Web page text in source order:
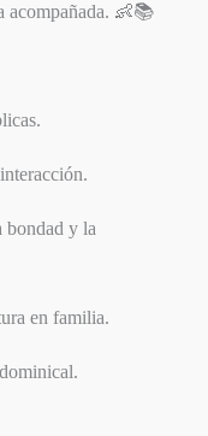
acompañada. 👶📚
bondad y la
en familia.